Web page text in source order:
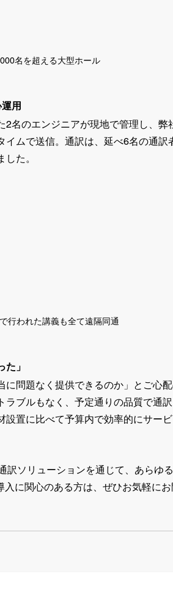
名を超える大型ホール
用
名のエンジニアが現地で管理し、弊
ムで送信。通訳は、延べ6名の通訳
た。
行われた講義も全て遠隔同通
」
問題なく提供できるのか」とご心
ラブルもなく、予定通りの品質で通
設置に比べて予算内で効率的にサー
訳ソリューションを通じて、あらゆ
に関心のある方は、ぜひお気軽にお